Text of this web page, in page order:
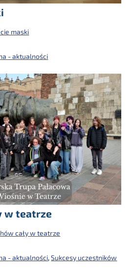
maski
- aktualności
w teatrze
cały w teatrze
- aktualności,Sukcesy uczestników